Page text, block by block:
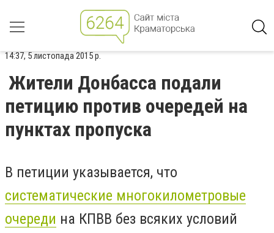
14:37, 5 листопада 2015 р.
Жители Донбасса подали
петицию против очередей на
пунктах пропуска
В петиции указывается, что
систематические многокилометровые
очереди на КПВВ без всяких условий